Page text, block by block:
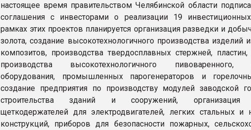
настоящее время правительством Челябинской области
соглашения с инвесторами о реализации 19
рамках этих проектов планируется организация разведки и
золота, создание высокотехнологичного производства изделий
композитов, производства твердосплавных стержней,
производства высокотехнологичного пивоваренного,
оборудования, промышленных парогенераторов и
создание предприятия по производству модулей заводской
строительства зданий и сооружений, организация
щеткодержателей для электродвигателей, легких стальных
конструкций, приборов для безопасности пожарных,